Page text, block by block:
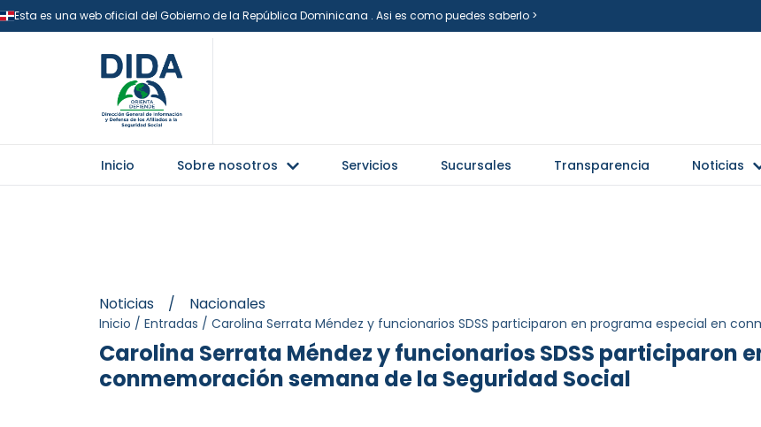
Esta es una web oficial del Gobierno de la República Dominicana . Asi es como puedes saberlo >
Inicio Sobre nosotros Servicios Sucursales Transparencia Noticias
Noticias / Nacionales
Inicio / Entradas / Carolina Serrata Méndez y funcionarios SDSS participaron en programa especial en
Carolina Serrata Méndez y funcionarios SDSS participaron
conmemoración semana de la Seguridad Social